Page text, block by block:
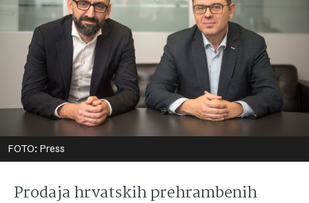
FOTO: Press
Prodaja hrvatskih prehrambenih